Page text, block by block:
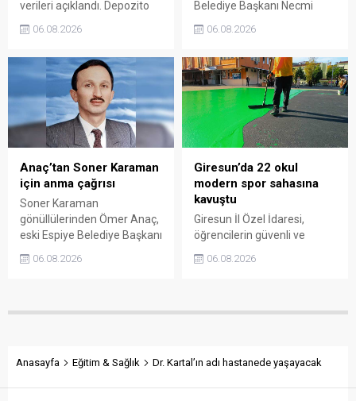
verileri açıklandı. Depozito
Olan Ambalajlar
uygulamasına destek veren
ambalajın çöpe gitmesini
06.08.2026
Belediye Başkanı Necmi
Sıbıç, bölgede yapılması
planlanan çalışmaları
da yaşadığı sorunları ve
beklentilerini doğrudan
Başkan Sıbıç’a aktardı.
06.08.2026
Anaç’tan Soner Karaman
için anma çağrısı
Soner Karaman
gönüllülerinden Ömer Anaç,
eski Espiye Belediye Başkanı
Soner Karaman’ın vefatının
34’üncü yılı dolayısıyla
kaybetmiş tüm belediye
06.08.2026
Giresun’da 22 okul
modern spor sahasına
kavuştu
Giresun İl Özel İdaresi,
öğrencilerin güvenli ve
modern alanlarda spor
yapabilmesi amacıyla 22
dönüştürdü. Tamamlanan
yatırımlar arasında yerini
06.08.2026
Anasayfa Eğitim & Sağlık Dr. Kartal’ın adı hastanede yaşayacak